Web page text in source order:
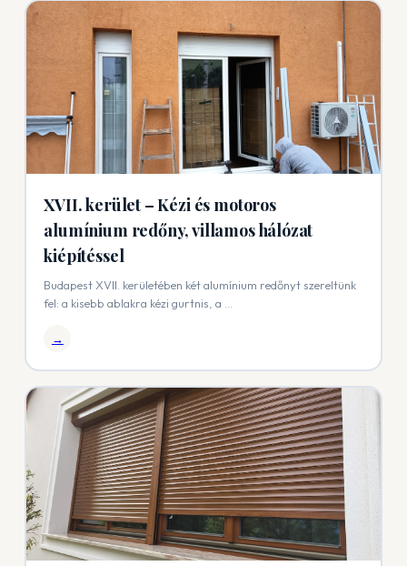
XVII. kerület – Kézi és motoros
alumínium redőny, villamos hálózat
kiépítéssel
Budapest XVII. kerületében két alumínium redőnyt szereltünk
fel: a kisebb ablakra kézi gurtnis, a ...
→